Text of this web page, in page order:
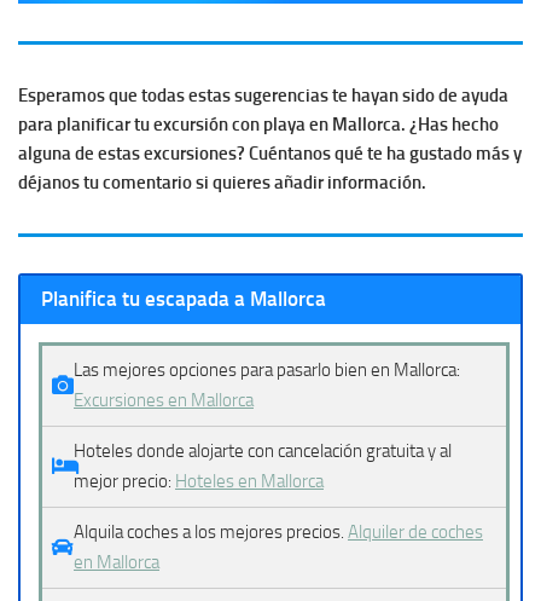
Esperamos que todas estas sugerencias te hayan sido de ayuda
para planificar tu excursión con playa en Mallorca. ¿Has hecho
alguna de estas excursiones? Cuéntanos qué te ha gustado más y
déjanos tu comentario si quieres añadir información.
Planifica tu escapada a Mallorca
Las mejores opciones para pasarlo bien en Mallorca:
Excursiones en Mallorca
Hoteles donde alojarte con cancelación gratuita y al
mejor precio: Hoteles en Mallorca
Alquila coches a los mejores precios. Alquiler de coches
en Mallorca